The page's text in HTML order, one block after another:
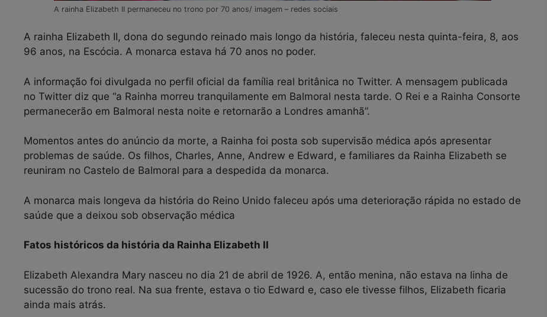
A rainha Elizabeth II permaneceu no trono por 70 anos/ imagem – redes sociais
A rainha Elizabeth II, dona do segundo reinado mais longo da história, faleceu nesta quinta-feira, 8, aos
96 anos, na Escócia. A monarca estava há 70 anos no poder.
A informação foi divulgada no perfil oficial da família real britânica no Twitter. A mensagem publicada
no Twitter diz que “a Rainha morreu tranquilamente em Balmoral nesta tarde. O Rei e a Rainha Consorte
permanecerão em Balmoral nesta noite e retornarão a Londres amanhã”.
Momentos antes do anúncio da morte, a Rainha foi posta sob supervisão médica após apresentar
problemas de saúde. Os filhos, Charles, Anne, Andrew e Edward, e familiares da Rainha Elizabeth se
reuniram no Castelo de Balmoral para a despedida da monarca.
A monarca mais longeva da história do Reino Unido faleceu após uma deterioração rápida no estado de
saúde que a deixou sob observação médica
Fatos históricos da história da Rainha Elizabeth II
Elizabeth Alexandra Mary nasceu no dia 21 de abril de 1926. A, então menina, não estava na linha de
sucessão do trono real. Na sua frente, estava o tio Edward e, caso ele tivesse filhos, Elizabeth ficaria
ainda mais atrás.